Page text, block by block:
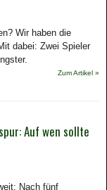
Wir haben die
dabei: Zwei Spieler
Zum Artikel »
Auf wen sollte
Nach fünf